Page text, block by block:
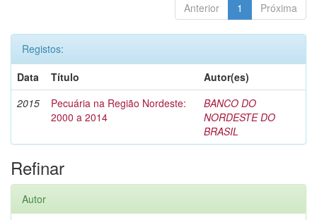
Anterior 1 Próxima
Registos:
Data
Título
Autor(es)
2015
Pecuária na Região Nordeste:
2000 a 2014
BANCO DO
NORDESTE DO
BRASIL
Refinar
Autor